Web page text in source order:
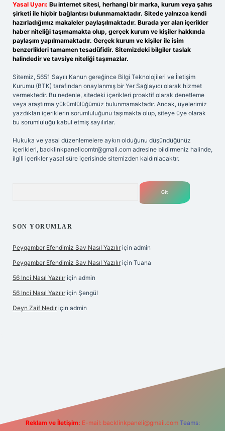
Yasal Uyarı: Bu internet sitesi, herhangi bir marka, kurum veya şahıs
şirketi ile hiçbir bağlantısı bulunmamaktadır. Sitede yalnızca kendi
hazırladığımız makaleler paylaşılmaktadır. Burada yer alan içerikler
haber niteliği taşımamakta olup, gerçek kurum ve kişiler hakkında
paylaşım yapılmamaktadır. Gerçek kurum ve kişiler ile isim
benzerlikleri tamamen tesadüfidir. Sitemizdeki bilgiler taslak
halindedir ve tavsiye niteliği taşımazlar.
Sitemiz, 5651 Sayılı Kanun gereğince Bilgi Teknolojileri ve İletişim
Kurumu (BTK) tarafından onaylanmış bir Yer Sağlayıcı olarak hizmet
vermektedir. Bu nedenle, sitedeki içerikleri proaktif olarak denetleme
veya araştırma yükümlülüğümüz bulunmamaktadır. Ancak, üyelerimiz
yazdıkları içeriklerin sorumluluğunu taşımakta olup, siteye üye olarak
bu sorumluluğu kabul etmiş sayılırlar.
Hukuka ve yasal düzenlemelere aykırı olduğunu düşündüğünüz
içerikleri, backlinkpanelicomtr@gmail.com adresine bildirmeniz halinde,
ilgili içerikler yasal süre içerisinde sitemizden kaldırılacaktır.
SON YORUMLAR
Peygamber Efendimiz Sav Nasıl Yazılır için admin
Peygamber Efendimiz Sav Nasıl Yazılır için Tuana
56 Inci Nasıl Yazılır için admin
56 Inci Nasıl Yazılır için Şengül
Deyn Zaif Nedir için admin
Reklam ve İletişim: E-mail: backlinkpaneli@gmail.com Teams: